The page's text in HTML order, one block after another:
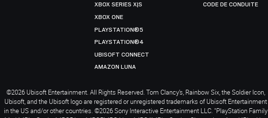
XBOX SERIES X|S
XBOX ONE
PLAYSTATION®5
PLAYSTATION®4
UBISOFT CONNECT
AMAZON LUNA
CODE DE CONDUITE
©2026 Ubisoft Entertainment. All Rights Reserved. Tom Clancy’s, Rainbow Six, the Soldier Icon,
Ubisoft, and the Ubisoft logo are registered or unregistered trademarks of Ubisoft Entertainment
in the US and/or other countries. ©2026 Sony Interactive Entertainment LLC. "PlayStation Family